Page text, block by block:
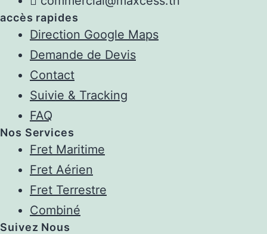
accès rapides
Direction Google Maps
Demande de Devis
Contact
Suivie & Tracking
FAQ
Nos Services
Fret Maritime
Fret Aérien
Fret Terrestre
Combiné
Suivez Nous